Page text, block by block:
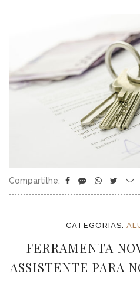
Compartilhe:
CATEGORIAS:
FERRAMENTA
ASSISTENTE PARA